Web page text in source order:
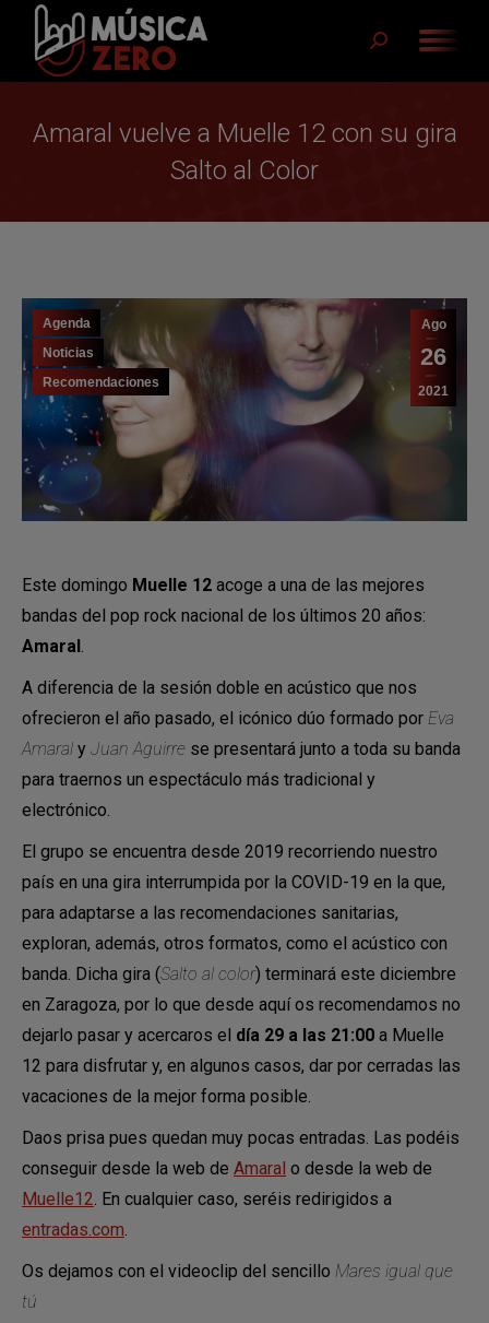
Buscar:
Amaral vuelve a Muelle 12 con su gira
Salto al Color
Ago
26
2021
Agenda
Noticias
Recomendaciones
Este domingo Muelle 12 acoge a una de las mejores
bandas del pop rock nacional de los últimos 20 años:
Amaral.
A diferencia de la sesión doble en acústico que nos
ofrecieron el año pasado, el icónico dúo formado por Eva
Amaral y Juan Aguirre se presentará junto a toda su banda
para traernos un espectáculo más tradicional y
electrónico.
El grupo se encuentra desde 2019 recorriendo nuestro
país en una gira interrumpida por la COVID-19 en la que,
para adaptarse a las recomendaciones sanitarias,
exploran, además, otros formatos, como el acústico con
banda. Dicha gira (Salto al color) terminará este diciembre
en Zaragoza, por lo que desde aquí os recomendamos no
dejarlo pasar y acercaros el día 29 a las 21:00 a Muelle
12 para disfrutar y, en algunos casos, dar por cerradas las
vacaciones de la mejor forma posible.
Daos prisa pues quedan muy pocas entradas. Las podéis
conseguir desde la web de Amaral o desde la web de
Muelle12. En cualquier caso, seréis redirigidos a
entradas.com.
Os dejamos con el videoclip del sencillo Mares igual que
tú